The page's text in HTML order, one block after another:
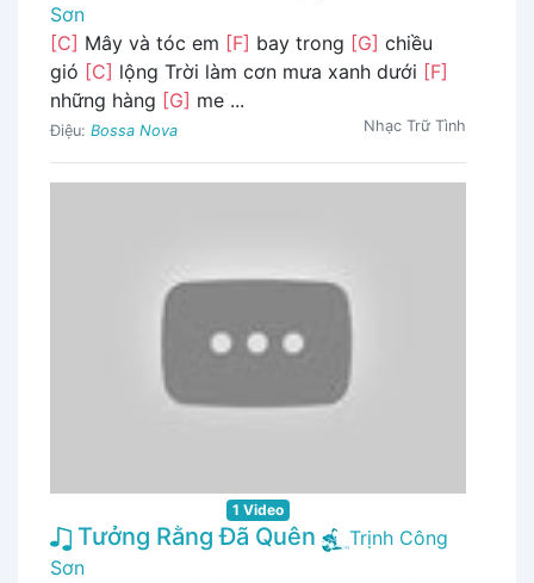
Sơn
[C] Mây và tóc em [F] bay trong [G] chiều
gió [C] lộng Trời làm cơn mưa xanh dưới [F]
những hàng [G] me ...
Điệu: Bossa Nova Nhạc Trữ Tình
1 Video
Tưởng Rằng Đã Quên
Trịnh Công
Sơn